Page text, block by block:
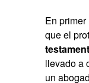
En
que el
llevado a
un